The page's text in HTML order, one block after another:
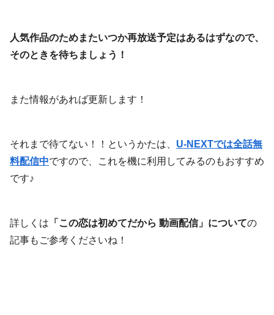
人気作品のためまたいつか再放送予定はあるはずなので、
そのときを待ちましょう！
また情報があれば更新します！
それまで待てない！！というかたは、 U-NEXTでは全話無
料配信中ですので、これを機に利用してみるのもおすすめ
です♪
詳しくは 「この恋は初めてだから 動画配信」についての
記事もご参考くださいね！